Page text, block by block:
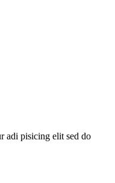
adi pisicing elit sed do